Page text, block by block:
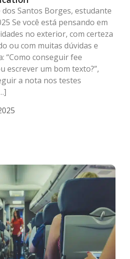
Santos Borges, estudante
Se você está pensando em
no exterior, com certeza
ou com muitas dúvidas e
“Como conseguir fee
escrever um bom texto?”,
a nota nos testes